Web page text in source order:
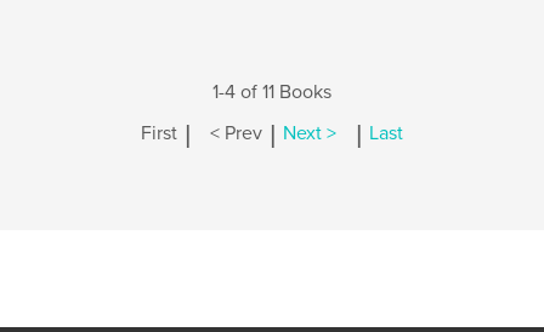
1-4 of 11 Books
First | < Prev | Next > | Last